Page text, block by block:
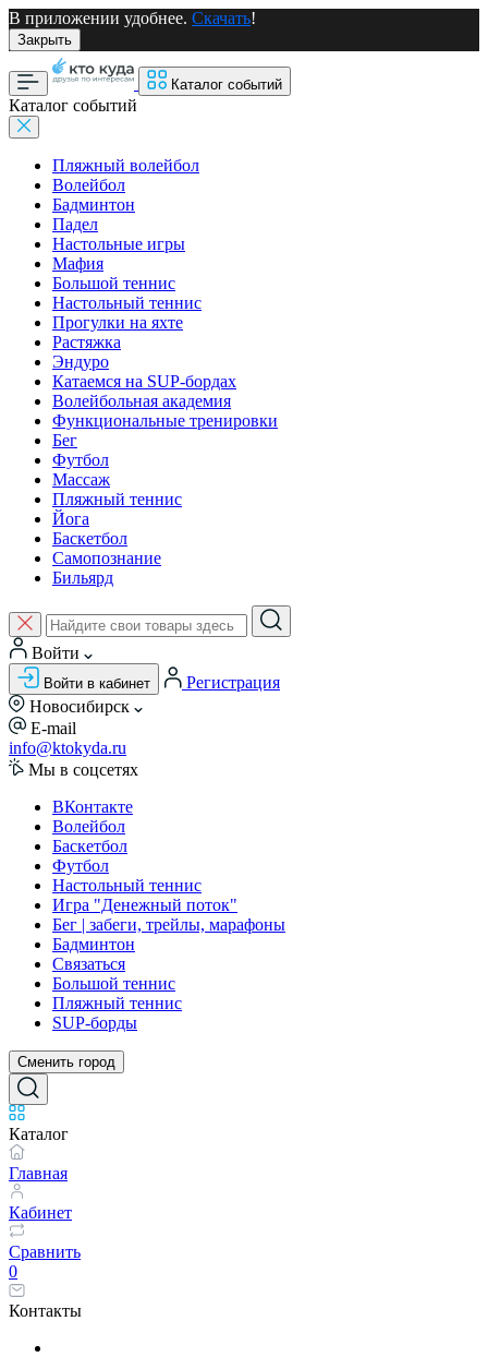
В приложении удобнее. Скачать!
Закрыть
Каталог событий
Каталог событий
Пляжный волейбол
Волейбол
Бадминтон
Падел
Настольные игры
Мафия
Большой теннис
Настольный теннис
Прогулки на яхте
Растяжка
Эндуро
Катаемся на SUP-бордах
Волейбольная академия
Функциональные тренировки
Бег
Футбол
Массаж
Пляжный теннис
Йога
Баскетбол
Самопознание
Бильярд
Войти
Войти в кабинет
Регистрация
Новосибирск
E-mail
info@ktokyda.ru
Мы в соцсетях
ВКонтакте
Волейбол
Баскетбол
Футбол
Настольный теннис
Игра "Денежный поток"
Бег | забеги, трейлы, марафоны
Бадминтон
Связаться
Большой теннис
Пляжный теннис
SUP-борды
Сменить город
Каталог
Главная
Кабинет
Сравнить
0
Контакты